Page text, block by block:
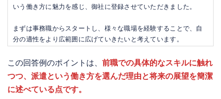
いう働き方に魅力を感じ、御社に登録させていただきました。
まずは事務職からスタートし、様々な職場を経験することで、自
分の適性をより広範囲に広げていきたいと考えています。
この回答例のポイントは、 前職での具体的なスキルに触れ
つつ、派遣という働き方を選んだ理由と将来の展望を簡潔
に述べている点です。